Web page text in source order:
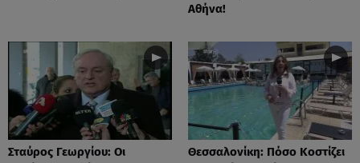
Αθήνα!
Σταύρος Γεωργίου: Οι
Θεσσαλονίκη: Πόσο Κοστίζει